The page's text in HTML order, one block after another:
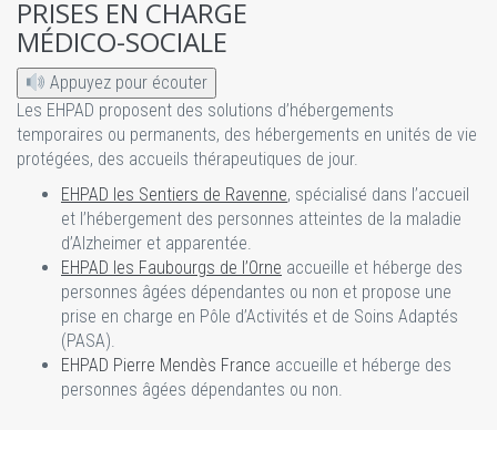
PRISES EN CHARGE
MÉDICO-SOCIALE
Appuyez pour écouter
Les EHPAD proposent des solutions d’hébergements
temporaires ou permanents, des hébergements en unités de vie
protégées, des accueils thérapeutiques de jour.
EHPAD les Sentiers de Ravenne, spécialisé dans l’accueil
et l’hébergement des personnes atteintes de la maladie
d’Alzheimer et apparentée.
EHPAD les Faubourgs de l’Orne accueille et héberge des
personnes âgées dépendantes ou non et propose une
prise en charge en Pôle d’Activités et de Soins Adaptés
(PASA).
EHPAD Pierre Mendès France accueille et héberge des
personnes âgées dépendantes ou non.